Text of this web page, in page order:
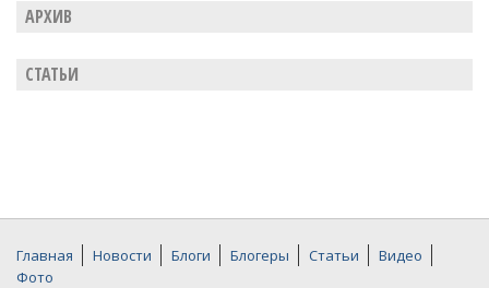
АРХИВ
СТАТЬИ
Главная Новости Блоги Блогеры Статьи
Видео
Фото